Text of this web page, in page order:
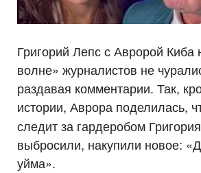
Григорий Лепс с Авророй Киба
волне» журналистов не
раздавая комментарии. Так,
истории, Аврора поделилась,
следит за гардеробом
выбросили, накупили новое:
уйма».